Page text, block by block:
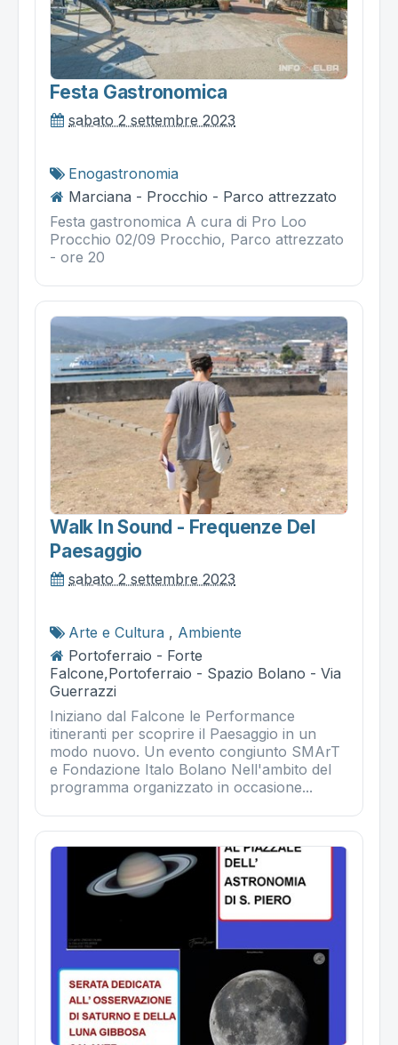
Festa Gastronomica
sabato 2 settembre 2023
Enogastronomia
Marciana - Procchio - Parco attrezzato
Festa gastronomica A cura di Pro Loo
Procchio 02/09 Procchio, Parco attrezzato
- ore 20
Walk In Sound - Frequenze Del
Paesaggio
sabato 2 settembre 2023
Arte e Cultura , Ambiente
Portoferraio - Forte
Falcone,Portoferraio - Spazio Bolano - Via
Guerrazzi
Iniziano dal Falcone le Performance
itineranti per scoprire il Paesaggio in un
modo nuovo. Un evento congiunto SMArT
e Fondazione Italo Bolano Nell'ambito del
programma organizzato in occasione...